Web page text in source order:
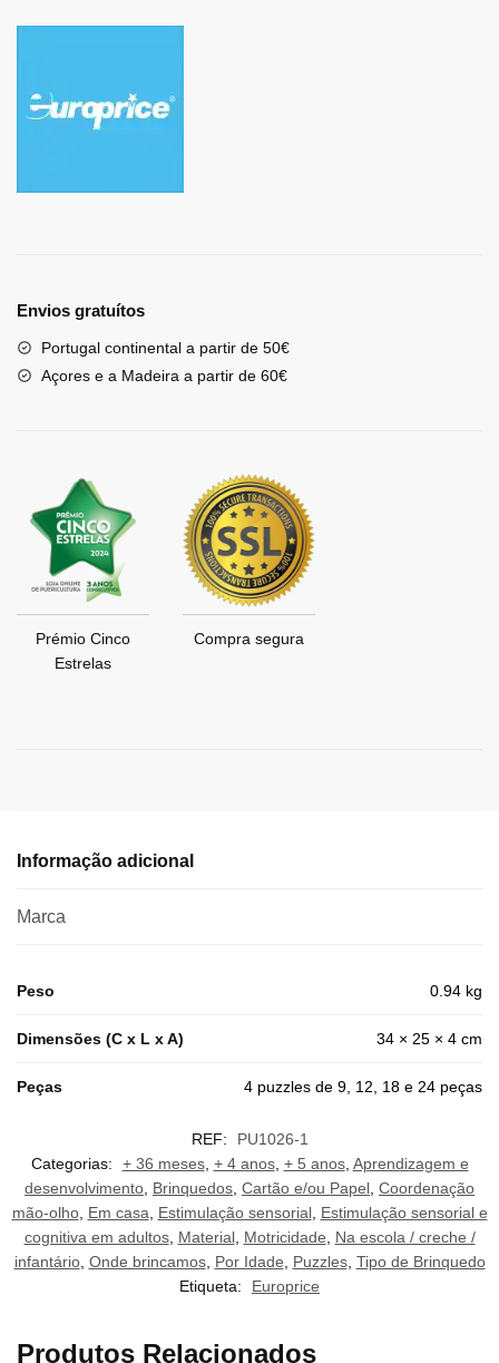
Envios gratuítos
Portugal continental a partir de 50€
Açores e a Madeira a partir de 60€
Prémio Cinco
Estrelas
Compra segura
Informação adicional
Marca
Peso 0.94 kg
Dimensões (C x L x A) 34 × 25 × 4 cm
Peças 4 puzzles de 9, 12, 18 e 24 peças
REF:
PU1026-1
Categorias:
+ 36 meses, + 4 anos, + 5 anos, Aprendizagem e
desenvolvimento Brinquedos Cartão e/ou Papel Coordenação
mão-olho, Em casa Estimulação sensorial, Estimulação sensorial e
cognitiva em adultos, Material, Motricidade
Na escola / creche /
infantário, Onde brincamos, Por Idade Puzzles, Tipo de Brinquedo
Etiqueta:
Europrice
Produtos Relacionados